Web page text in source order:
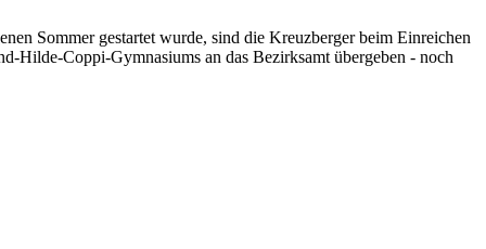
Sommer gestartet wurde, sind die Kreuzberger beim Einreichen
Hilde-Coppi-Gymnasiums an das Bezirksamt übergeben - noch